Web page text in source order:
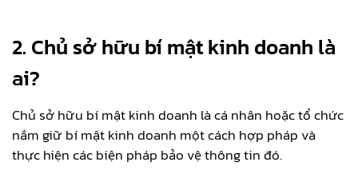
2. Chủ sở hữu bí mật kinh doanh là
ai?
Chủ sở hữu bí mật kinh doanh là cá nhân hoặc tổ chức
nắm giữ bí mật kinh doanh một cách hợp pháp và
thực hiện các biện pháp bảo vệ thông tin đó.